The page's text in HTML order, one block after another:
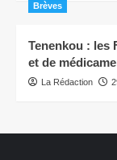
Brèves
Tenenkou : les
et de
La Rédaction